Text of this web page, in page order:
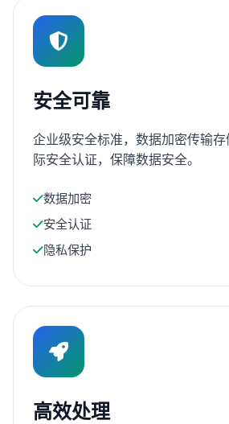
安全可靠
企业级安全标准，数据加密传输
际安全认证，保障数据安全。
数据加密
安全认证
隐私保护
高效处理